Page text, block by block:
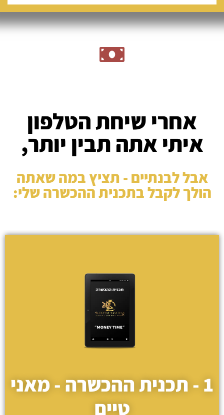
אחרי שיחת הטלפון
איתי אתה תבין יותר,
אבל לבנתיים - תציץ במה שאתה
הולך לקבל בתכנית ההכשרה שלי:
1 - תכנית ההכשרה - מאני
טיים